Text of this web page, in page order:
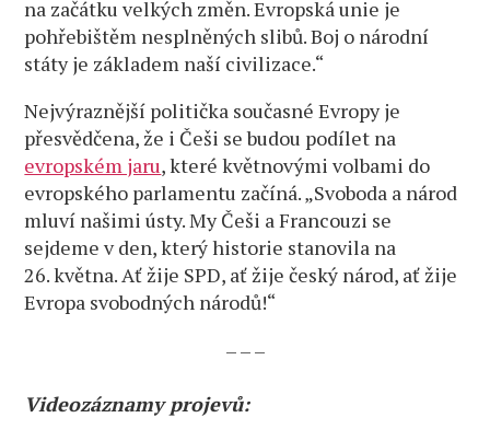
na začátku velkých změn. Evropská unie je
pohřebištěm nesplněných slibů. Boj o národní
státy je základem naší civilizace.“
Nejvýraznější politička současné Evropy je
přesvědčena, že i Češi se budou podílet na
evropském jaru, které květnovými volbami do
evropského parlamentu začíná. „Svoboda a národ
mluví našimi ústy. My Češi a Francouzi se
sejdeme v den, který historie stanovila na
26. května. Ať žije SPD, ať žije český národ, ať žije
Evropa svobodných národů!“
– – –
Videozáznamy projevů: